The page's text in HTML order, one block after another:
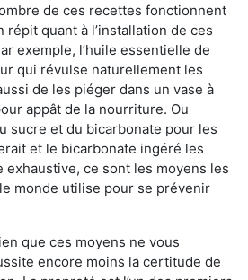
de ces recettes fonctionnent
quant à l’installation de ces
exemple, l’huile essentielle de
qui révulse naturellement les
de les piéger dans un vase à
appât de la nourriture. Ou
sucre et du bicarbonate pour les
et le bicarbonate ingéré les
exhaustive, ce sont les moyens les
monde utilise pour se prévenir
que ces moyens ne vous
encore moins la certitude de